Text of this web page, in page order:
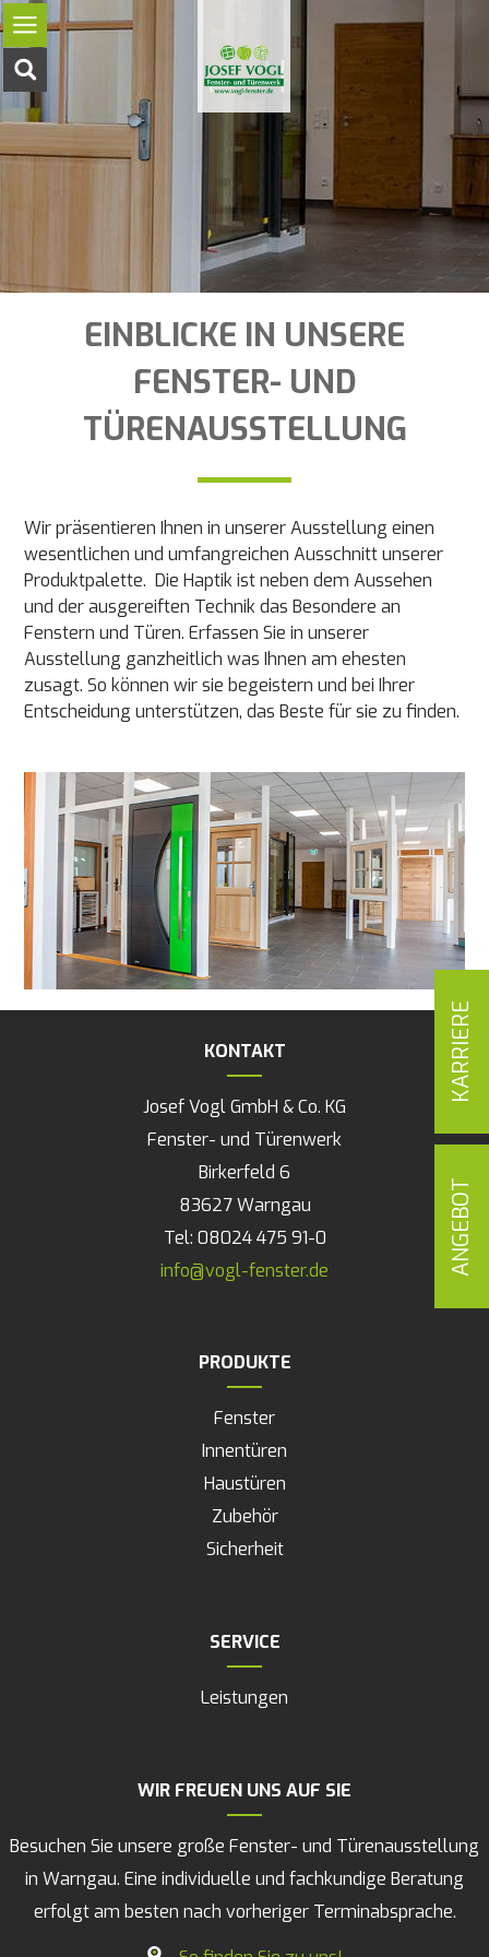
KARRIERE
ANGEBOT
EINBLICKE IN UNSERE
FENSTER- UND
TÜRENAUSSTELLUNG
Wir präsentieren Ihnen in unserer Ausstellung einen
wesentlichen und umfangreichen Ausschnitt unserer
Produktpalette. Die Haptik ist neben dem Aussehen
und der ausgereiften Technik das Besondere an
Fenstern und Türen. Erfassen Sie in unserer
Ausstellung ganzheitlich was Ihnen am ehesten
zusagt. So können wir sie begeistern und bei Ihrer
Entscheidung unterstützen, das Beste für sie zu finden.
KONTAKT
Josef Vogl GmbH & Co. KG
Fenster- und Türenwerk
Birkerfeld 6
83627 Warngau
Tel: 08024 475 91-0
info@vogl-fenster.de
PRODUKTE
Navigation
überspringen
Fenster
Innentüren
Haustüren
Zubehör
Sicherheit
SERVICE
Navigation
überspringen
Leistungen
WIR FREUEN UNS AUF SIE
Besuchen Sie unsere große Fenster- und Türenausstellung
in Warngau. Eine individuelle und fachkundige Beratung
erfolgt am besten nach vorheriger Terminabsprache.